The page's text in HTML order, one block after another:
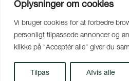
Oplysninger om cookies
Vi bruger cookies for at forbedre
personligt tilpassede annoncer og
klikke på "Acceptér alle" giver du
Tilpas Afvis alle